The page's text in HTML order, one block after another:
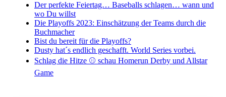
Der perfekte Feiertag… Baseballs schlagen… wann und
wo Du willst
Die Playoffs 2023: Einschätzung der Teams durch die
Buchmacher
Bist du bereit für die Playoffs?
Dusty hat´s endlich geschafft. World Series vorbei.
Schlag die Hitze ⚾️ schau Homerun Derby und Allstar
Game